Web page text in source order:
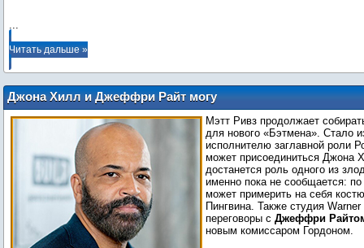
...
Читать дальше »
Джона Хилл и Джеффри Райт могу
сыграть в «Бэтмене» с Робертом
Мэтт Ривз продолжает
для нового «Бэтмена». Стало
исполнителю заглавной роли
может присоединиться Джона
достанется роль одного из
именно пока не сообщается:
может примерить на себя
Пингвина. Также студия
переговоры с Джеффри
новым комиссаром Гордоном.